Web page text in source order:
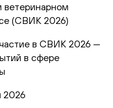
ветеринарном
(СВИК 2026)
в СВИК 2026 —
в сфере
2026